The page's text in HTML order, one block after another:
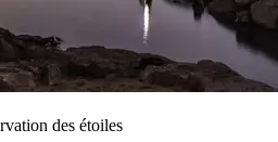
des étoiles